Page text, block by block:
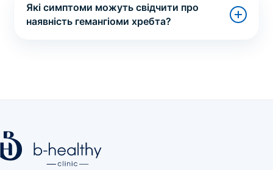
Які симптоми можуть свідчити про
наявність гемангіоми хребта?